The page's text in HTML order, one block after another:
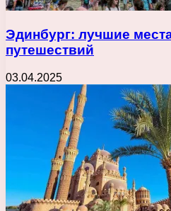
Эдинбург: лучшие
путешествий
03.04.2025